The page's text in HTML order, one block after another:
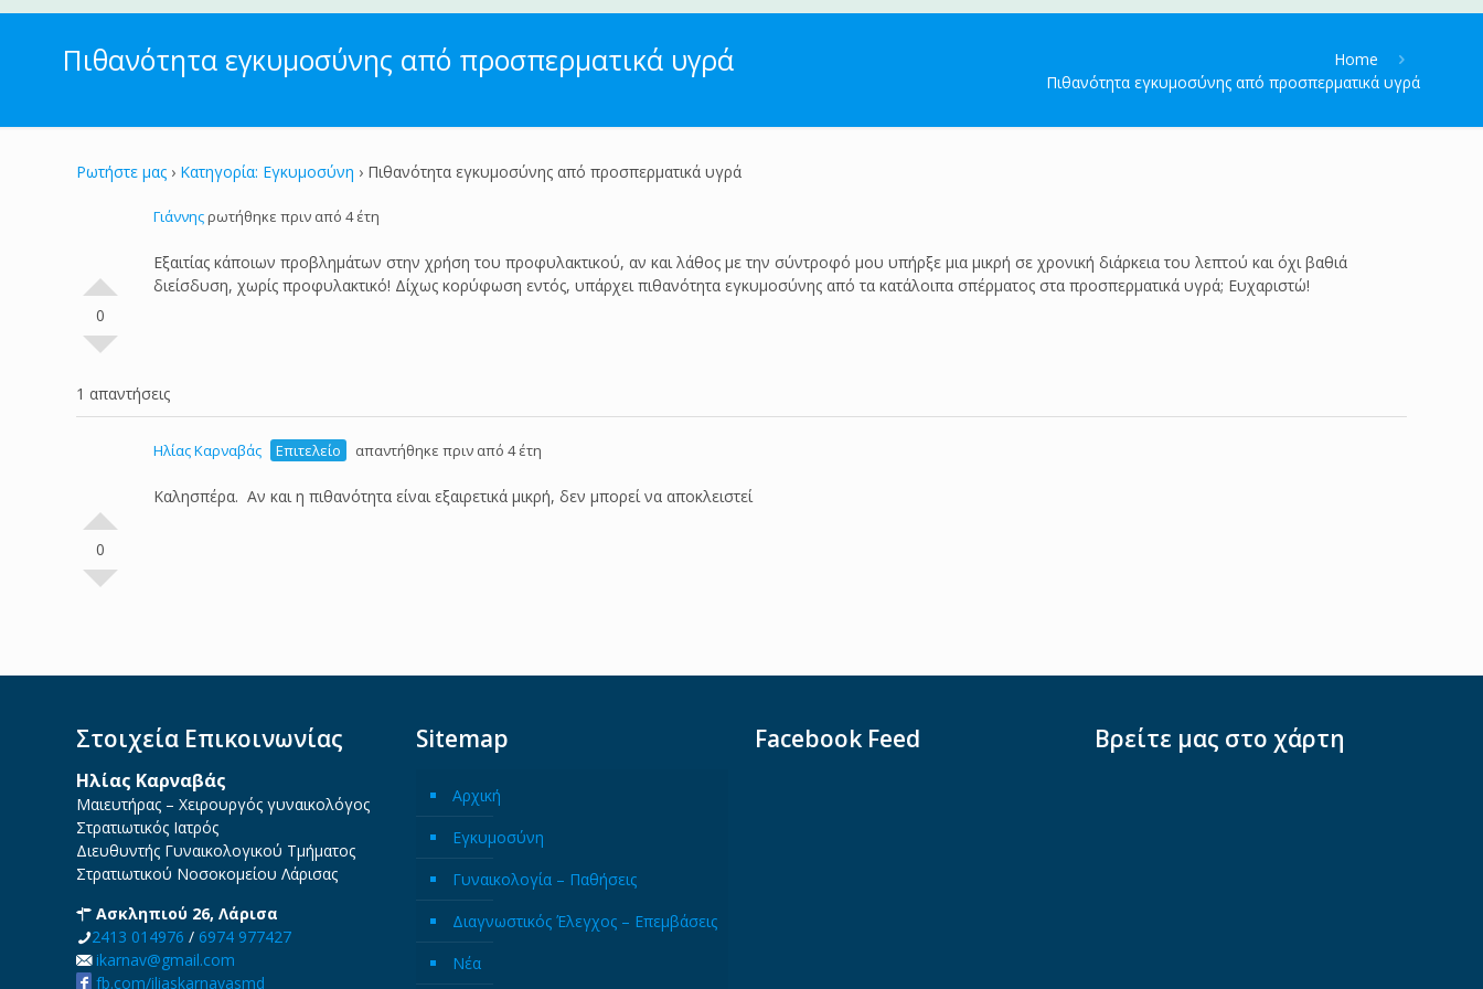
Πιθανότητα εγκυμοσύνης από προσπερματικά υγρά
Home
Πιθανότητα εγκυμοσύνης από προσπερματικά υγρά
Ρωτήστε μας › Κατηγορία: Εγκυμοσύνη › Πιθανότητα εγκυμοσύνης από προσπερματικά υγρά
0
Γιάννηςρωτήθηκε πριν από 4 έτη
Εξαιτίας κάποιων προβλημάτων στην χρήση του προφυλακτικού, αν και λάθος με την σύντροφό μου υπήρξε μια μικρή σε χρονική διάρκεια του λεπτού και όχι βαθιά
διείσδυση, χωρίς προφυλακτικό! Δίχως κορύφωση εντός, υπάρχει πιθανότητα εγκυμοσύνης από τα κατάλοιπα σπέρματος στα προσπερματικά υγρά; Ευχαριστώ!
1 απαντήσεις
0
Ηλίας Καρναβάς Επιτελείο απαντήθηκε πριν από 4 έτη
Καλησπέρα. Αν και η πιθανότητα είναι εξαιρετικά μικρή, δεν μπορεί να αποκλειστεί
Στοιχεία Επικοινωνίας
Ηλίας Καρναβάς
Μαιευτήρας – Χειρουργός γυναικολόγος
Στρατιωτικός Ιατρός
Διευθυντής Γυναικολογικού Τμήματος
Στρατιωτικού Νοσοκομείου Λάρισας
Ασκληπιού 26, Λάρισα
2413 014976 / 6974 977427
ikarnav@gmail.com
fb.com/iliaskarnavasmd
Sitemap
Αρχική
Εγκυμοσύνη
Γυναικολογία – Παθήσεις
Διαγνωστικός Έλεγχος – Επεμβάσεις
Νέα
Facebook Feed Βρείτε μας στο χάρτη